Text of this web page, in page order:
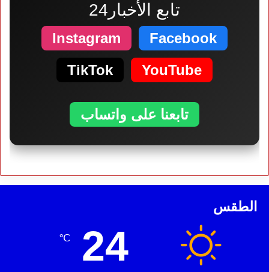
تابع الأخبار24
Facebook
Instagram
YouTube
TikTok
تابعنا على واتساب
الطقس
24
℃